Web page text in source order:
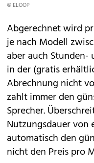
© ELOOP
Abgerechnet wird
je nach Modell
aber auch Stunden-
in der (gratis
Abrechnung nicht
zahlt immer den
Sprecher.
Nutzungsdauer von
automatisch den
nicht den Preis pro